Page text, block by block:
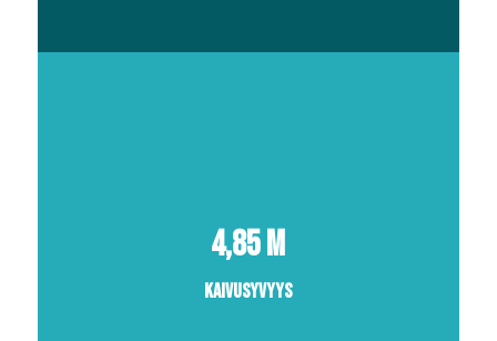
4,85 m
Kaivusyvyys